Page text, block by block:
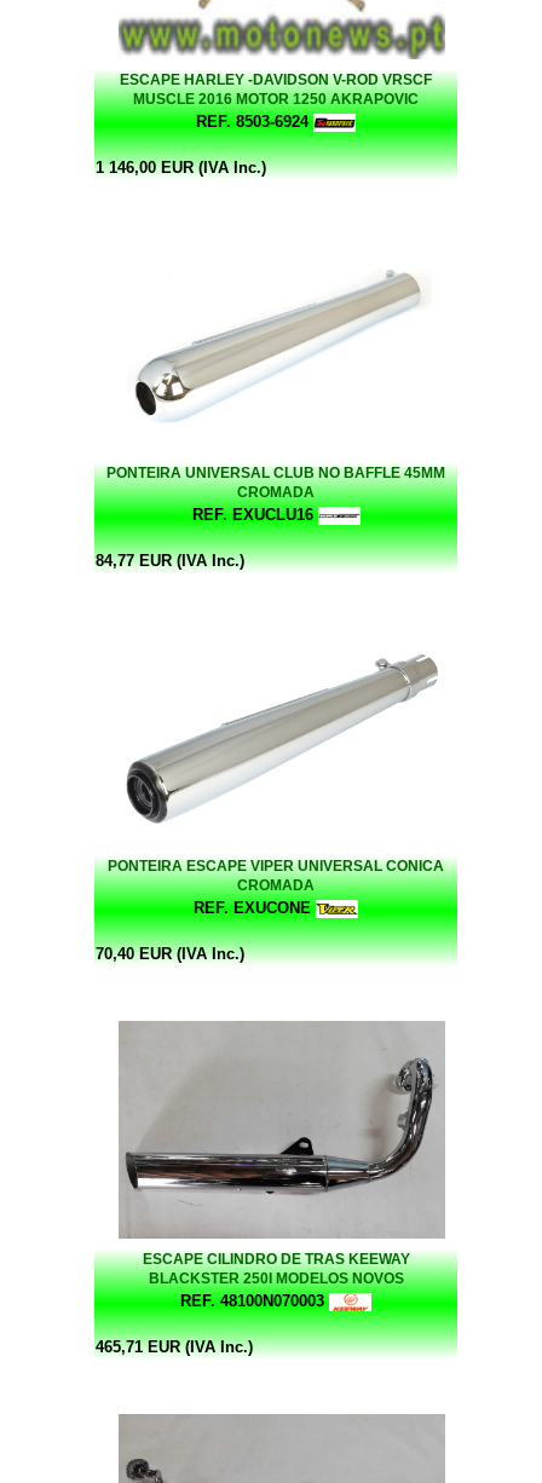
ESCAPE HARLEY -DAVIDSON V-ROD VRSCF
MUSCLE 2016 MOTOR 1250 AKRAPOVIC
REF. 8503-6924
1 146,00 EUR (IVA Inc.)
PONTEIRA UNIVERSAL CLUB NO BAFFLE 45MM
CROMADA
REF. EXUCLU16
84,77 EUR (IVA Inc.)
PONTEIRA ESCAPE VIPER UNIVERSAL CONICA
CROMADA
REF. EXUCONE
70,40 EUR (IVA Inc.)
ESCAPE CILINDRO DE TRAS KEEWAY
BLACKSTER 250I MODELOS NOVOS
REF. 48100N070003
465,71 EUR (IVA Inc.)